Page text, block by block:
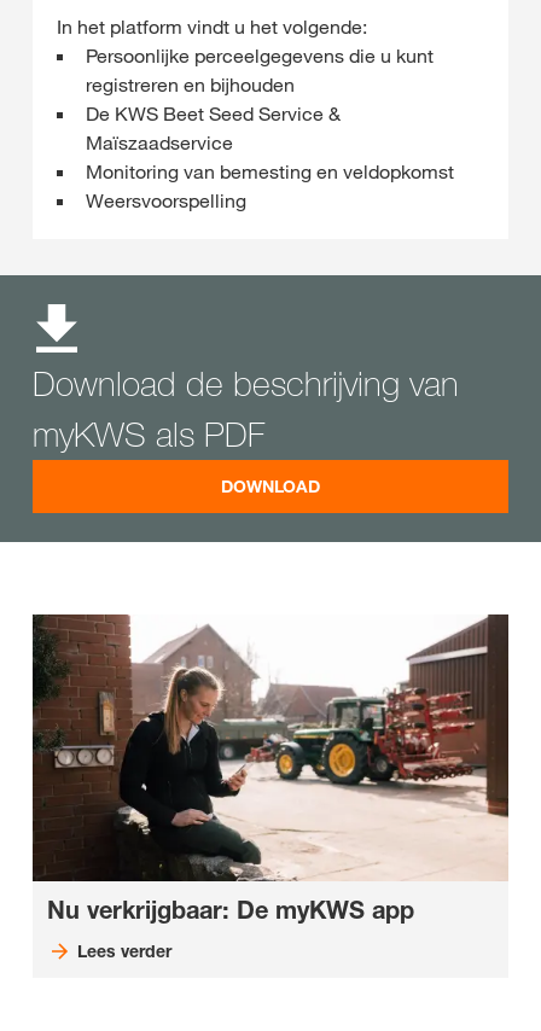
In het platform vindt u het volgende:
Persoonlijke perceelgegevens die u kunt
registreren en bijhouden
De KWS Beet Seed Service &
Maïszaadservice
Monitoring van bemesting en veldopkomst
Weersvoorspelling
Download de beschrijving van
myKWS als PDF
DOWNLOAD
Nu verkrijgbaar: De myKWS app
Lees verder